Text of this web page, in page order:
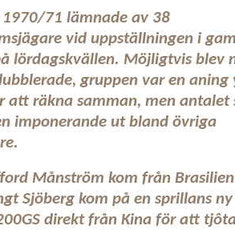
71 lämnade av 38
vid uppställningen i
lördagskvällen. Möjligtvis blev
gruppen var en aning
att räkna samman, men antalet
imponerande ut bland övriga
Månström kom från
Sjöberg kom på en sprillans ny
direkt från Kina för att